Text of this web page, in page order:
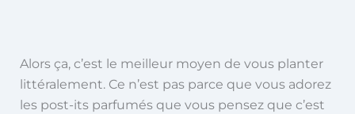
Alors ça, c’est le meilleur moyen de vous planter
littéralement. Ce n’est pas parce que vous adorez
les post-its parfumés que vous pensez que c’est